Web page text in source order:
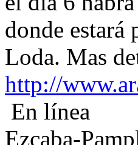
donde
Loda. Mas
http://
En línea
Ezcaba-